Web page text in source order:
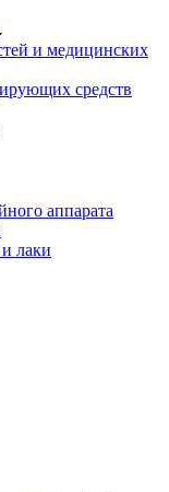
и медицинских
средств
аппарата
лаки